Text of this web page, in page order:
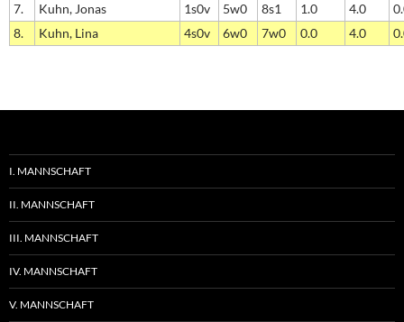
7.
Kuhn, Jonas 1s0v 5w0 8s1 1.0 4.0
8.
Kuhn, Lina 4s0v 6w0 7w0 0.0 4.0
I. MANNSCHAFT
II. MANNSCHAFT
III. MANNSCHAFT
IV. MANNSCHAFT
V. MANNSCHAFT